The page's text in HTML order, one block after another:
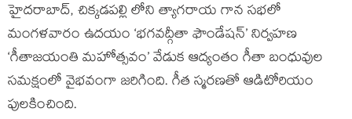
హైదరాబాద్, చిక్కడపల్లి లోని త్యాగరాయ గాన సభలో
మంగళవారం ఉదయం ‘భగవద్గీతా ఫౌండేషన్’ నిర్వహణ
‘గీతాజయంతి మహోత్సవం’ వేడుక ఆద్యంతం గీతా బంధువుల
సమక్షంలో వైభవంగా జరిగింది. గీత స్మరణతో ఆడిటోరియం
పులకించింది.